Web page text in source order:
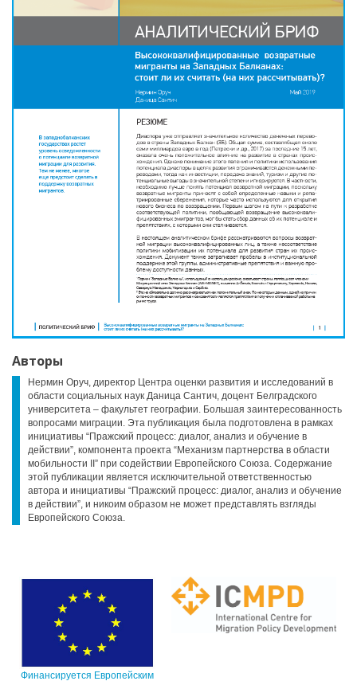
Авторы
Нермин Оруч, директор Центра оценки развития и исследований в
области социальных наук Даница Сантич, доцент Белградского
университета – факультет географии. Большая заинтересованность
вопросами миграции. Эта публикация была подготовлена в рамках
инициативы “Пражский процесс: диалог, анализ и обучение в
действии”, компонента проекта “Механизм партнерства в области
мобильности II” при содействии Европейского Союза. Содержание
этой публикации является исключительной ответственностью
автора и инициативы “Пражский процесс: диалог, анализ и обучение
в действии”, и никоим образом не может представлять взгляды
Европейского Союза.
Финансируется Европейским